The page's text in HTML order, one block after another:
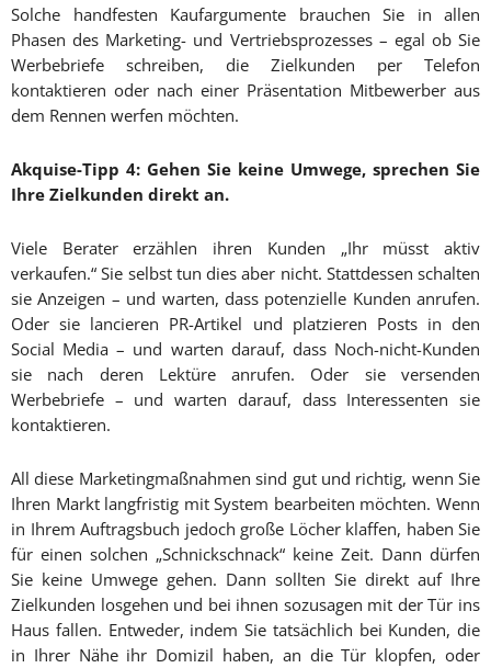
Solche handfesten Kaufargumente brauchen Sie in allen
Phasen des Marketing- und Vertriebsprozesses – egal ob Sie
Werbebriefe schreiben, die Zielkunden per Telefon
kontaktieren oder nach einer Präsentation Mitbewerber aus
dem Rennen werfen möchten.
Akquise-Tipp 4: Gehen Sie keine Umwege, sprechen Sie
Ihre Zielkunden direkt an.
Viele Berater erzählen ihren Kunden „Ihr müsst aktiv
verkaufen.“ Sie selbst tun dies aber nicht. Stattdessen schalten
sie Anzeigen – und warten, dass potenzielle Kunden anrufen.
Oder sie lancieren PR-Artikel und platzieren Posts in den
Social Media – und warten darauf, dass Noch-nicht-Kunden
sie nach deren Lektüre anrufen. Oder sie versenden
Werbebriefe – und warten darauf, dass Interessenten sie
kontaktieren.
All diese Marketingmaßnahmen sind gut und richtig, wenn Sie
Ihren Markt langfristig mit System bearbeiten möchten. Wenn
in Ihrem Auftragsbuch jedoch große Löcher klaffen, haben Sie
für einen solchen „Schnickschnack“ keine Zeit. Dann dürfen
Sie keine Umwege gehen. Dann sollten Sie direkt auf Ihre
Zielkunden losgehen und bei ihnen sozusagen mit der Tür ins
Haus fallen. Entweder, indem Sie tatsächlich bei Kunden, die
in Ihrer Nähe ihr Domizil haben, an die Tür klopfen, oder